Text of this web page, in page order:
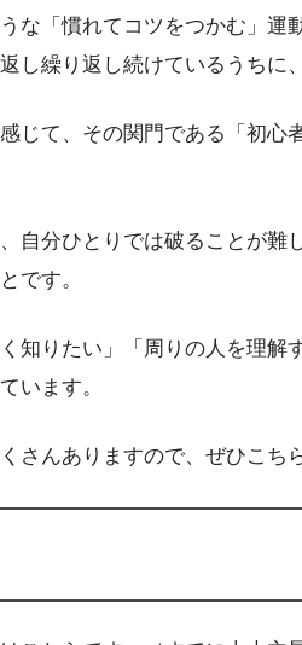
な「慣れてコツをつかむ」
し繰り返し続けているうちに
じて、その関門である「初
自分ひとりでは破ることが
です。
知りたい」「周りの人を理
います。
さんありますので、ぜひこち